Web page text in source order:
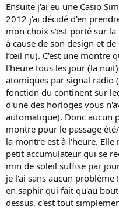
Ensuite j'ai eu une Casio
2012 j'ai décidé d'en
mon choix s'est porté sur
à cause de son design et
l’œil nu). C'est une montre
l'heure tous les jour (la
atomiques par signal radio
fonction du continent sur
d'une des horloges vous
automatique). Donc aucun
montre pour le passage
la montre est à l'heure. Elle
petit accumulateur qui se
min de soleil suffise par
je l'ai sans aucun
en saphir qui fait qu'au
dessus, c'est tout